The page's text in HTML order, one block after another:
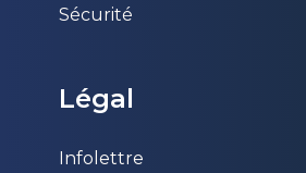
Sécurité
Légal
Infolettre